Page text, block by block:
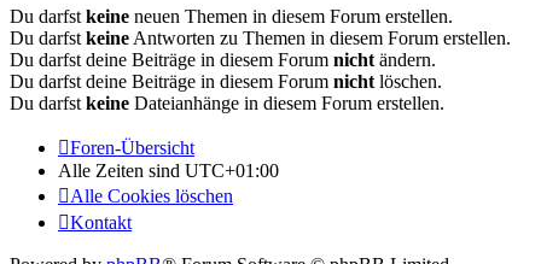
Du darfst keine neuen Themen in diesem Forum erstellen.
Du darfst keine Antworten zu Themen in diesem Forum erstellen.
Du darfst deine Beiträge in diesem Forum nicht ändern.
Du darfst deine Beiträge in diesem Forum nicht löschen.
Du darfst keine Dateianhänge in diesem Forum erstellen.
Foren-Übersicht
Alle Zeiten sind UTC+01:00
Alle Cookies löschen
Kontakt